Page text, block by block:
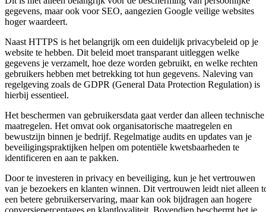
gegevens, maar ook voor SEO, aangezien Google veilige websites
hoger waardeert.
Naast HTTPS is het belangrijk om een duidelijk privacybeleid op je
website te hebben. Dit beleid moet transparant uitleggen welke
gegevens je verzamelt, hoe deze worden gebruikt, en welke rechten
gebruikers hebben met betrekking tot hun gegevens. Naleving van
regelgeving zoals de GDPR (General Data Protection Regulation) is
hierbij essentieel.
Het beschermen van gebruikersdata gaat verder dan alleen technische
maatregelen. Het omvat ook organisatorische maatregelen en
bewustzijn binnen je bedrijf. Regelmatige audits en updates van je
beveiligingspraktijken helpen om potentiële kwetsbaarheden te
identificeren en aan te pakken.
Door te investeren in privacy en beveiliging, kun je het vertrouwen
van je bezoekers en klanten winnen. Dit vertrouwen leidt niet alleen
een betere gebruikerservaring, maar kan ook bijdragen aan hogere
conversiepercentages en klantloyaliteit. Bovendien beschermt het je